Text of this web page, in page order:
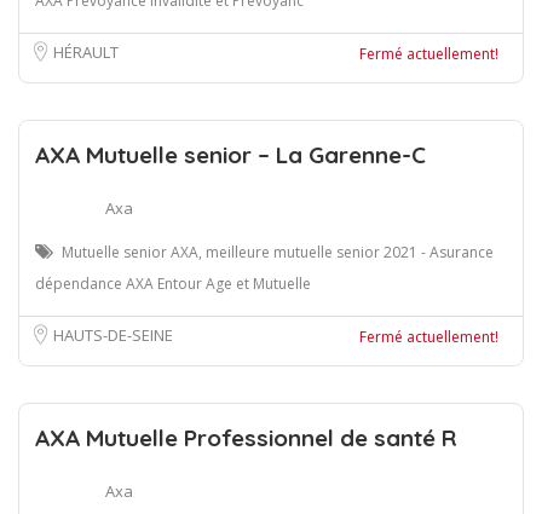
HÉRAULT Fermé actuellement!
AXA Mutuelle senior – La Garenne-C
Axa
Mutuelle senior AXA, meilleure mutuelle senior 2021 - Asurance
dépendance AXA Entour Age et Mutuelle
HAUTS-DE-SEINE Fermé actuellement!
AXA Mutuelle Professionnel de santé R
Axa